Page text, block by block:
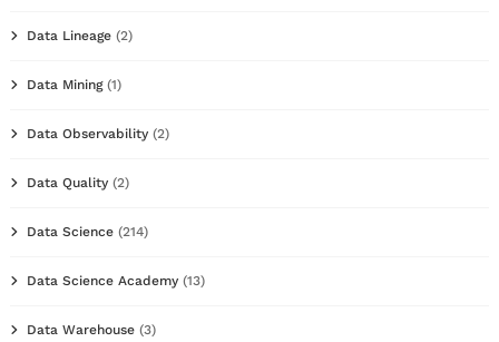
Data Lineage (2)
Data Mining(1)
Data Observability (2)
Data Quality (2)
Data Science (214)
Data Science Academy (13)
Data Warehouse (3)